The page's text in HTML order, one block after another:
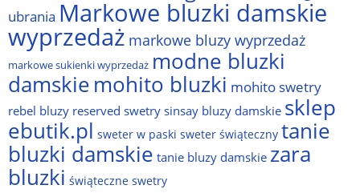
ubrania Markowe bluzki damskie
wyprzedaż markowe bluzy wyprzedaż
markowe sukienki wyprzedaż modne bluzki
damskiemohito bluzki mohito swetry
rebel bluzy reserved swetrysinsay bluzy damskie sklep
ebutik.pl sweter w paski sweter świąteczny tanie
bluzki damskie tanie bluzy damskie zara
bluzki świąteczne swetry